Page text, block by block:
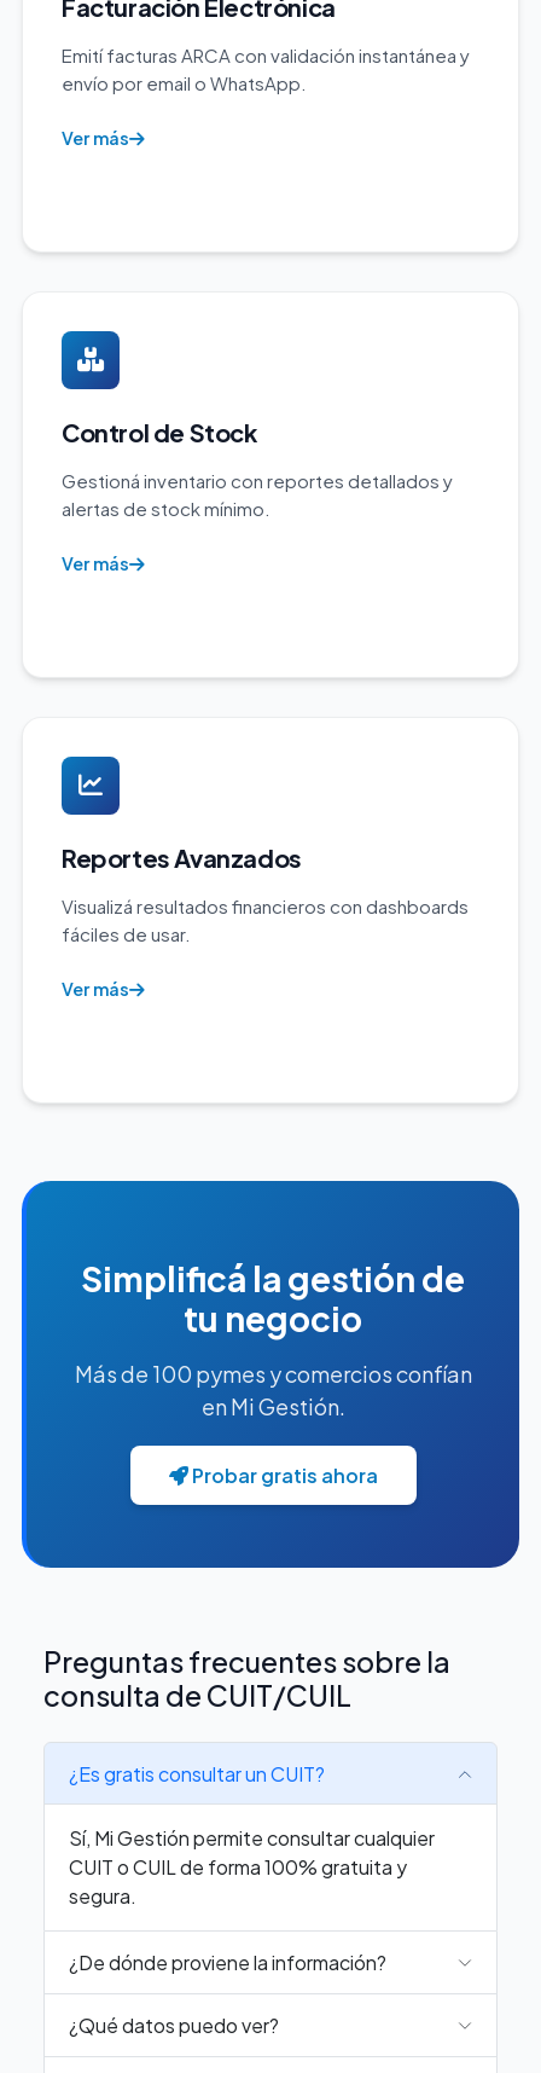
Facturación Electrónica
Emití facturas ARCA con validación instantánea y
envío por email o WhatsApp.
Ver más
Control de Stock
Gestioná inventario con reportes detallados y
alertas de stock mínimo.
Ver más
Reportes Avanzados
Visualizá resultados financieros con dashboards
fáciles de usar.
Ver más
Simplificá la gestión de
tu negocio
Más de 100 pymes y comercios confían
en Mi Gestión.
Probar gratis ahora
Preguntas frecuentes sobre la
consulta de CUIT/CUIL
¿Es gratis consultar un CUIT?
Sí, Mi Gestión permite consultar cualquier
CUIT o CUIL de forma 100% gratuita y
segura.
¿De dónde proviene la información?
¿Qué datos puedo ver?